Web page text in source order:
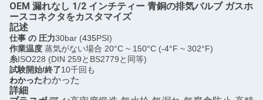
OEM 漏れなし 1/2 インチティー 青銅の排気バルブ ガスホ
ースコネクタをカスタマイズ
記述
仕事 の 圧力30bar (435PSI)
作業温度 蒸気がない場合 20°C ~ 150°C (-4°F ~ 302°F)
糸ISO228 (DIN 259とBS2779と同等)
試験開始/終了10千回も
わかったわかった
詳細